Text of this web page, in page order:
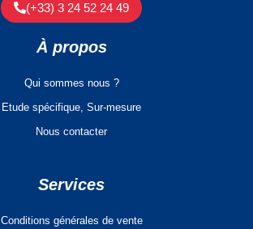
(+33) 3 24 52 24 49
À propos
Qui sommes nous ?
Etude spécifique, Sur-mesure
Nous contacter
Services
Conditions générales de vente